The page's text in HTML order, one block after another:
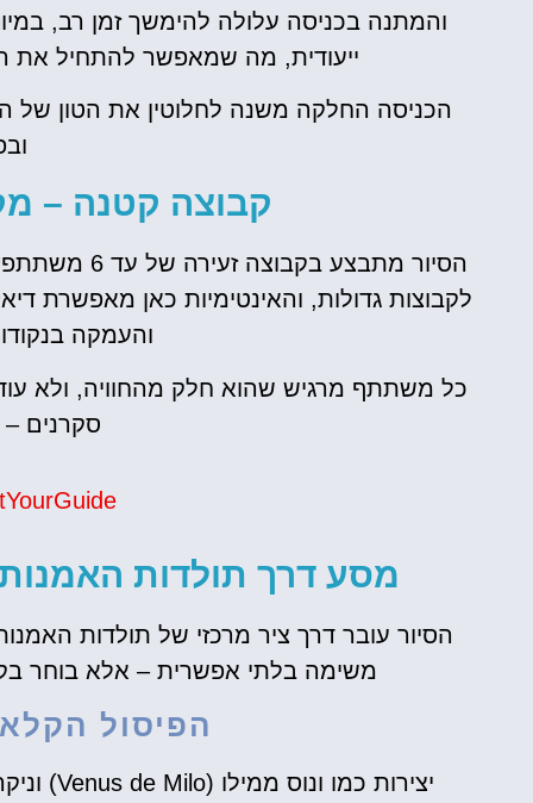
והמתנה בכניסה עלולה להימשך זמן רב,
ייעודית, מה שמאפשר להתחיל את
הכניסה החלקה משנה לחלוטין את הטון של
קבוצה קטנה – מקסימום
הסיור
לקבוצות גדולות, והאינטימיות כאן מאפשרת
והעמקה
כל משתתף מרגיש שהוא חלק מהחוויה, ולא עוד
סקרנים –
מסע דרך תולדות
הסיור עובר דרך ציר מרכזי של תולדות
משימה בלתי אפשרית – אלא בוחר
הפיסול